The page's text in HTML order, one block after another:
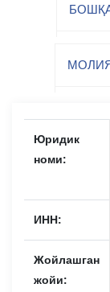
Юридик
номи:
ИНН:
Жойлашган
жойи: